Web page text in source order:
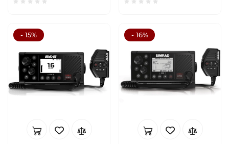
con altre informazioni che ha fornito loro o che hanno
- 15% - 16%